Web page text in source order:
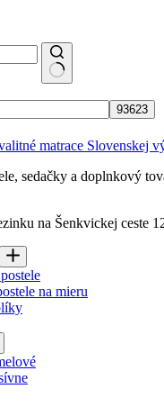
sedačky a doplnkový
na Šenkvickej ceste
na mieru